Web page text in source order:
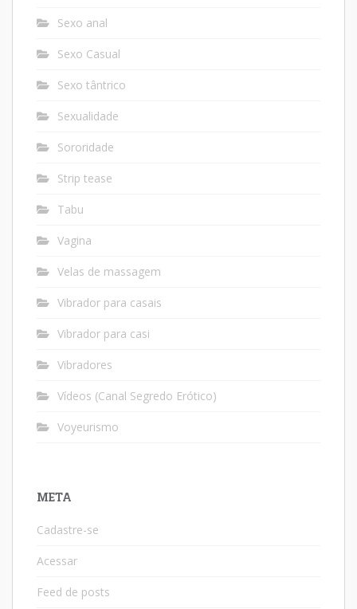
Sexo anal
Sexo Casual
Sexo tântrico
Sexualidade
Sororidade
Strip tease
Tabu
Vagina
Velas de massagem
Vibrador para casais
Vibrador para casi
Vibradores
Vídeos (Canal Segredo Erótico)
Voyeurismo
META
Cadastre-se
Acessar
Feed de posts